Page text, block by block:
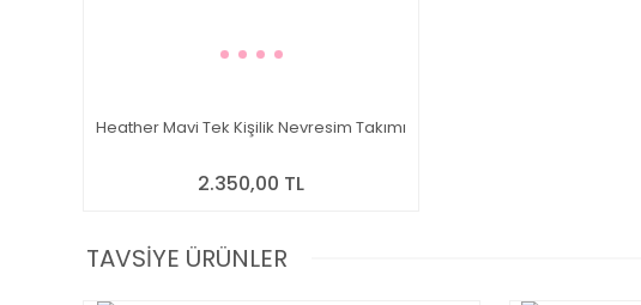
Heather Mavi Tek Kişilik Nevresim Takımı
2.350,00 TL
TAVSİYE ÜRÜNLER